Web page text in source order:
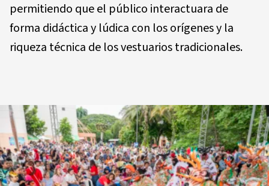
permitiendo que el público interactuara de
forma didáctica y lúdica con los orígenes y la
riqueza técnica de los vestuarios tradicionales.